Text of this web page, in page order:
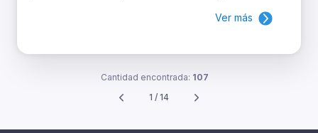
Ver más
Cantidad encontrada: 107
1 / 14